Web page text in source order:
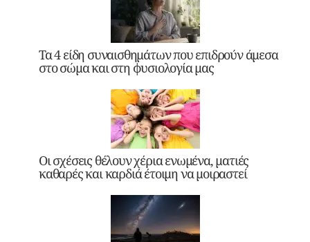
Τα 4 είδη συναισθημάτων που επιδρούν άμεσα
στο σώμα και στη φυσιολογία μας
Οι σχέσεις θέλουν χέρια ενωμένα, ματιές
καθαρές και καρδιά έτοιμη να μοιραστεί